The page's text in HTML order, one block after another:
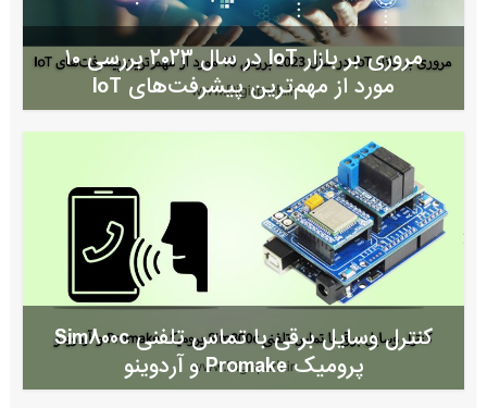
مروری بر بازار IoT در سال ۲۰۲۳ بررسی ۱۰
مورد از مهم‌ترین پیشرفت‌های IoT
کنترل وسایل برقی با تماس تلفنی Sim800c
پرومیک Promake و آردوینو